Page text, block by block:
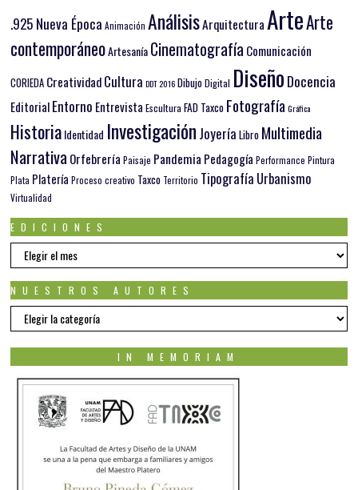
.925 Nueva Época Animación AnálisisArquitecturaArteArte
contemporáneoArtesaníaCinematografía Comunicación
CORIEDA CreatividadCultura DDT 2016 DibujoDigital DiseñoDocencia
EditorialEntorno Entrevista Escultura FAD Taxco Fotografía Gráfica
HistoriaIdentidad Investigación Joyería Libro Multimedia
Narrativa Orfebrería Paisaje Pandemia Pedagogía Performance Pintura
Plata Platería Proceso creativo Taxco Territorio Tipografía Urbanismo
Virtualidad
EDICIONES
EDICIONES
NUESTROS AUTORES
Nuestros
autores
IN MEMORIAM